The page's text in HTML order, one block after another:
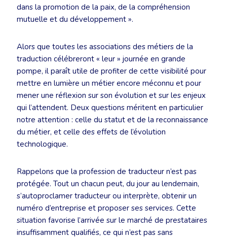
dans la promotion de la paix, de la compréhension
mutuelle et du développement ».
Alors que toutes les associations des métiers de la
traduction célébreront « leur » journée en grande
pompe, il paraît utile de profiter de cette visibilité pour
mettre en lumière un métier encore méconnu et pour
mener une réflexion sur son évolution et sur les enjeux
qui l’attendent. Deux questions méritent en particulier
notre attention : celle du statut et de la reconnaissance
du métier, et celle des effets de l’évolution
technologique.
Rappelons que la profession de traducteur n’est pas
protégée. Tout un chacun peut, du jour au lendemain,
s’autoproclamer traducteur ou interprète, obtenir un
numéro d’entreprise et proposer ses services. Cette
situation favorise l’arrivée sur le marché de prestataires
insuffisamment qualifiés, ce qui n’est pas sans